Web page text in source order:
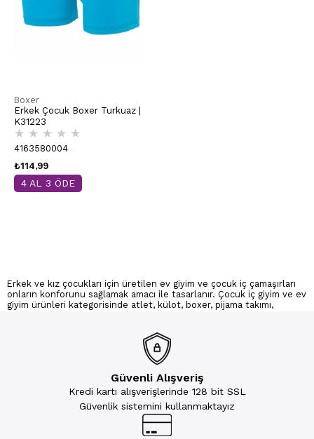
Boxer
Erkek Çocuk Boxer Turkuaz |
K31223
★ ★ ★ ★ ★
4163580004
₺114,99
4 AL 3 ÖDE
Erkek ve kız çocukları için üretilen ev giyim ve çocuk iç çamaşırları
onların konforunu sağlamak amacı ile tasarlanır. Çocuk iç giyim ve ev
giyim ürünleri kategorisinde atlet, külot, boxer, pijama takımı,
yaşamına tam uyum sağlar. Aradığınız modellere Kompedan kalitesi
Erkek ve Kız Çocuk İç Giyim Ve Ev Giyim
Güvenli Alışveriş
Kredi kartı alışverişlerinde 128 bit SSL
Güvenlik sistemini kullanmaktayız